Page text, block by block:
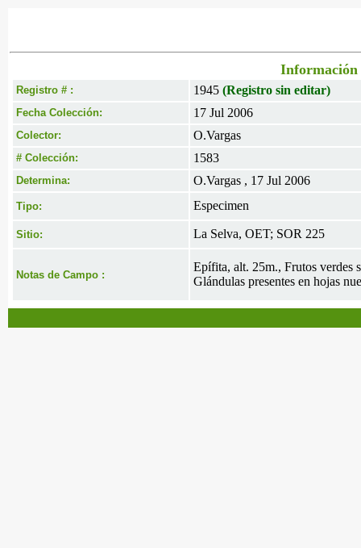
Información
Registro # : 1945 (Registro sin editar)
Fecha Colección: 17 Jul 2006
Colector: O.Vargas
# Colección: 1583
Determina: O.Vargas , 17 Jul 2006
Tipo: Especimen
Sitio: La Selva, OET; SOR 225
Notas de Campo :
Epífita, alt. 25m., Frutos verdes
Glándulas presentes en hojas